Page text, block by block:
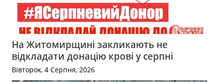
На Житомирщині закликають не
відкладати донацію крові у серпні
Вівторок, 4 Серпня, 2026